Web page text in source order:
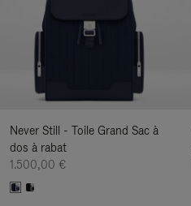
Never Still - Toile Grand Sac à
dos à rabat
1.500,00 €